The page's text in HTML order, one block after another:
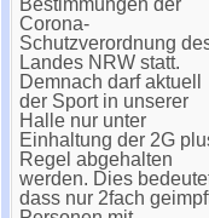
Bestimmungen der
Corona-
Schutzverordnung
Landes NRW statt.
Demnach darf aktuell
der Sport in unserer
Halle nur unter
Einhaltung der 2G
Regel abgehalten
werden. Dies
dass nur 2fach